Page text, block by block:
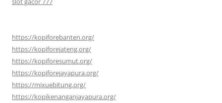
https://kopiforebanten.org/
https://kopiforejateng.org/
https://kopiforesumut.org/
https://kopiforejayapura.org/
https://mixuebitung.org/
https://kopikenanganjayapura.org/